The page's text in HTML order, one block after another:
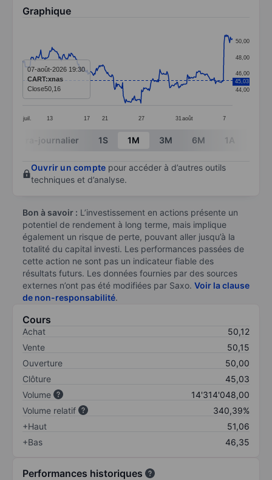
Graphique
Line chart with 299 data points.
The chart has 1 X axis displaying categories.
The chart has 1 Y axis displaying values. Data
juil. 13 17 21 27 31 août 7
44,00
46,00
48,00
50,00
45,03
07-août-2026 19:30
CART:xnas
Close50,16
End of interactive chart.
Intra-journalier 1S 1M 3M 6M 1A
Ouvrir un compte pour accéder à d’autres outils
techniques et d’analyse.
Bon à savoir : L’investissement en actions présente un
potentiel de rendement à long terme, mais implique
également un risque de perte, pouvant aller jusqu’à la
totalité du capital investi. Les performances passées de
cette action ne sont pas un indicateur fiable des
résultats futurs. Les données fournies par des sources
externes n’ont pas été modifiées par Saxo. Voir la clause
de non-responsabilité.
Cours
Achat
50,12
Vente
50,15
Ouverture
50,00
Clôture
45,03
Volume
14'314'048,00
Volume relatif
340,39%
+Haut
51,06
+Bas
46,35
Performances historiques